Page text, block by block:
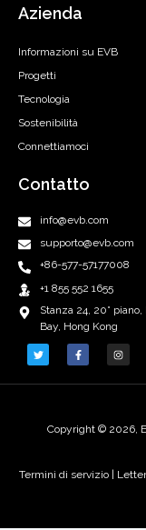
Azienda
Informazioni su EVB
Progetti
Tecnologia
Sostenibilità
Connettiamoci
Contatto
info@evb.com
supporto@evb.com
+86-577-57177008
+1 855 552 1655
Stanza 24, 20°
Bay, Hong Kong
Copyright © 2026,
Termini di servizio